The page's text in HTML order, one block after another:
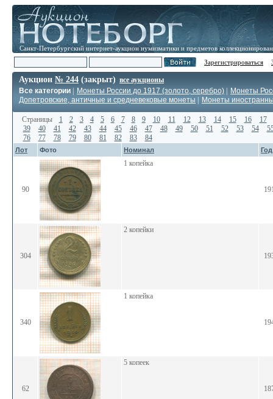
Санкт-Петербургский интернет-аукцион нумизматики и предметов
Зарегистрироваться
Аукцион № 244 (закрыт) все аукционы
Все категории
Монеты России до 1917 (золото, серебро)
Монеты
Допетровские, античные и средневековые монеты
Монеты
Страницы 1 2 3 4 5 6 7 8 9 10 11 12 13 14 15 16
17
39
40 41 42 43 44 45 46 47 48 49 50 51 52 53 54
76
77 78 79 80 81 82 83 84
Лот Фото Номинал Год
90
1 копейка
304
2 копейки
340
1 копейка
62
5 копеек